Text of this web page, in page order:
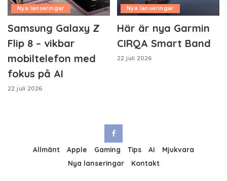
Nya lanseringar
Samsung Galaxy Z
Flip 8 – vikbar
mobiltelefon med
fokus på AI
22 juli 2026
Nya lanseringar
Här är nya Garmin
CIRQA Smart Band
22 juli 2026
Allmänt Apple Gaming Tips AI
Mjukvara
Nya lanseringar
Kontakt